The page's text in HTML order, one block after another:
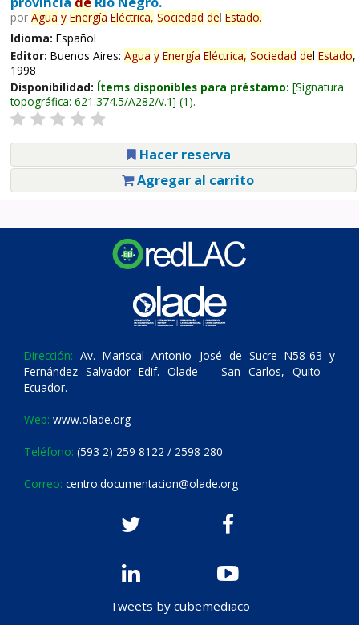
por Agua y Energía Eléctrica, Sociedad del Estado.
Idioma: Español
Editor: Buenos Aires: Agua y Energía Eléctrica, Sociedad del Estado,
1998
Disponibilidad: Ítems disponibles para préstamo: Signatura
topográfica: 621.374.5/A282/v.1 (1).
Hacer reserva
Agregar al carrito
Dirección: Av. Mariscal Antonio José de Sucre N58-63 y
Fernández Salvador Edif. Olade – San Carlos, Quito –
Ecuador.
Web: www.olade.org
Teléfono: (593 2) 259 8122 / 2598 280
Correo: centro.documentacion@olade.org
Tweets by cubemediaco